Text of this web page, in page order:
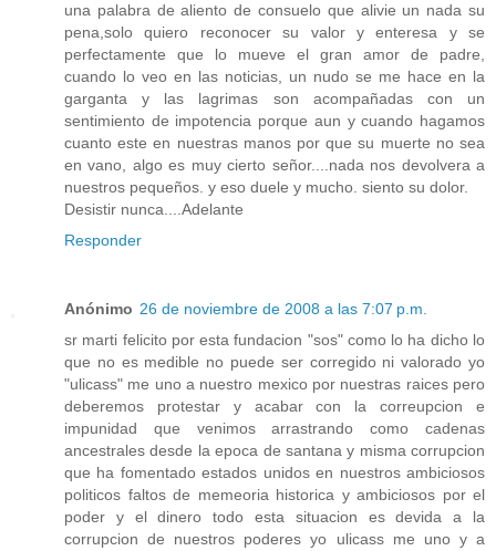
una palabra de aliento de consuelo que alivie un nada su
pena,solo quiero reconocer su valor y enteresa y se
perfectamente que lo mueve el gran amor de padre,
cuando lo veo en las noticias, un nudo se me hace en la
garganta y las lagrimas son acompañadas con un
sentimiento de impotencia porque aun y cuando hagamos
cuanto este en nuestras manos por que su muerte no sea
en vano, algo es muy cierto señor....nada nos devolvera a
nuestros pequeños. y eso duele y mucho. siento su dolor.
Desistir nunca....Adelante
Responder
Anónimo 26 de noviembre de 2008 a las 7:07 p.m.
sr marti felicito por esta fundacion "sos" como lo ha dicho lo
que no es medible no puede ser corregido ni valorado yo
"ulicass" me uno a nuestro mexico por nuestras raices pero
deberemos protestar y acabar con la correupcion e
impunidad que venimos arrastrando como cadenas
ancestrales desde la epoca de santana y misma corrupcion
que ha fomentado estados unidos en nuestros ambiciosos
politicos faltos de memeoria historica y ambiciosos por el
poder y el dinero todo esta situacion es devida a la
corrupcion de nuestros poderes yo ulicass me uno y a